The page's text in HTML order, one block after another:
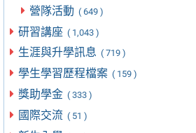
營隊活動 ( 649 )
研習講座 ( 1,043 )
生涯與升學訊息 ( 719 )
學生學習歷程檔案 ( 159 )
獎助學金 ( 333 )
國際交流 ( 51 )